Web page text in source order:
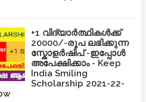
+1 വിദ്യാർത്ഥികൾക്ക്
20000/-രൂപ ലഭിക്കുന്ന
സ്കോളർഷിപ് -ഇപ്പോൾ
അപേക്ഷിക്കാം - Keep
India Smiling
Scholarship 2021-22-